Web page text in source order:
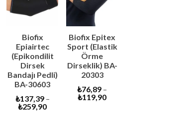
Biofix
Epiairtec
(Epikondilit
Dirsek
Bandajı Pedli)
BA-30603
₺137,39–
₺259,90
Biofix Epitex
Sport (Elastik
Örme
Dirseklik) BA-
20303
₺76,89 –
₺119,90